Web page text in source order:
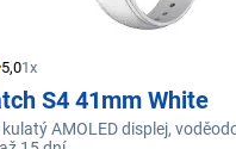
5,01x
S4 41mm White
AMOLED displej,